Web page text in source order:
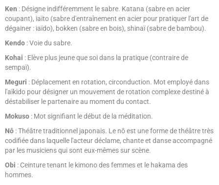
Ken : Désigne indifféremment le sabre. Katana (sabre en acier
coupant), iaïto (sabre d'entraînement en acier pour pratiquer l'art de
dégainer : iaïdo), bokken (sabre en bois), shinaï (sabre de bambou).
Kendo : Voie du sabre.
Kohai : Elève plus jeune que soi dans la pratique (contraire de
sempaï).
Meguri : Déplacement en rotation, circonduction. Mot employé dans
l'aïkido pour désigner un mouvement de rotation complexe destiné à
déstabiliser le partenaire au moment du contact.
Mokuso : Mot signifiant le début de la méditation.
Nô : Théâtre traditionnel japonais. Le nô est une forme de théâtre très
codifiée dans laquelle l'acteur déclame, chante et danse accompagné
par les musiciens qui sont eux-mêmes sur scène.
Obi : Ceinture tenant le kimono des femmes et le hakama des
hommes.